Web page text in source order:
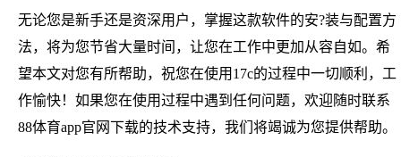
无论您是新手还是资深用户，掌握这款软件的安?装与配置方
法，将为您节省大量时间，让您在工作中更加从容自如。希
望本文对您有所帮助，祝您在使用17c的过程中一切顺利，工
作愉快！如果您在使用过程中遇到任何问题，欢迎随时联系
88体育app官网下载的技术支持，我们将竭诚为您提供帮助。